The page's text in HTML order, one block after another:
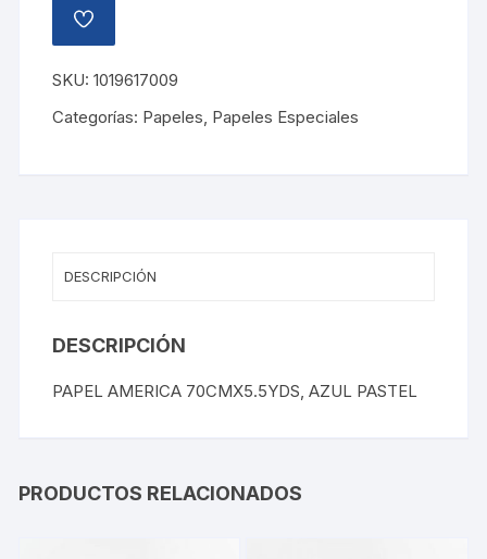
cantidad
AÑADIR
A
LISTA
DE
DESEOS
SKU:1019617009
Categorías: Papeles, Papeles Especiales
DESCRIPCIÓN
DESCRIPCIÓN
PAPEL AMERICA 70CMX5.5YDS, AZUL PASTEL
PRODUCTOS RELACIONADOS